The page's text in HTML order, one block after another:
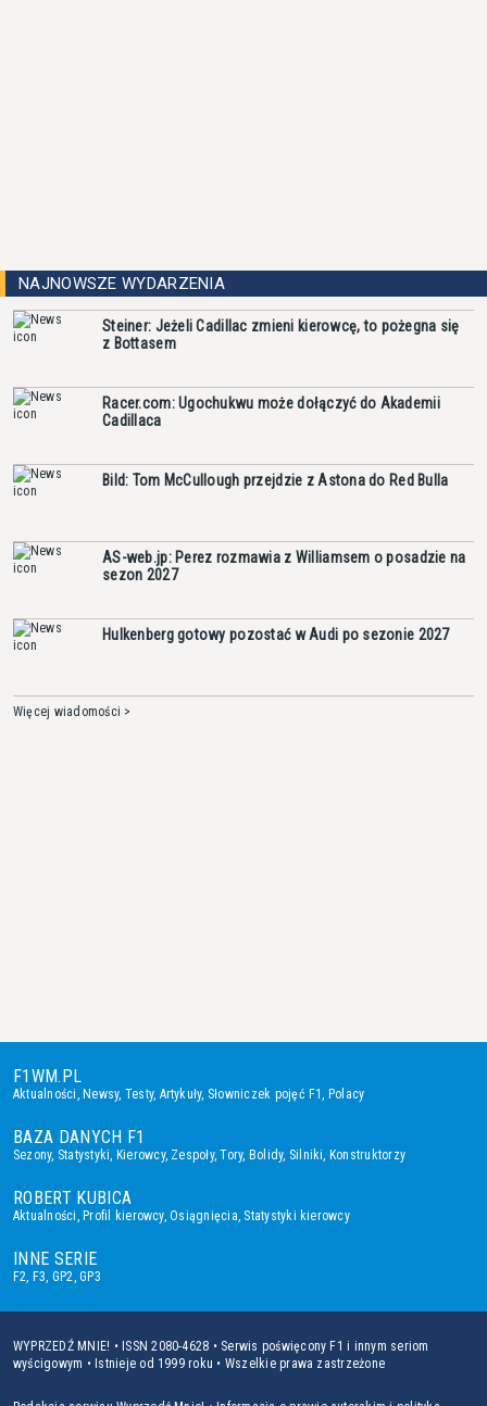
NAJNOWSZE WYDARZENIA
Steiner: Jeżeli Cadillac zmieni kierowcę, to pożegna się
z Bottasem
Racer.com: Ugochukwu może dołączyć do Akademii
Cadillaca
Bild: Tom McCullough przejdzie z Astona do Red Bulla
AS-web.jp: Perez rozmawia z Williamsem o posadzie na
sezon 2027
Hulkenberg gotowy pozostać w Audi po sezonie 2027
Więcej wiadomości >
F1WM.PL
Aktualności, Newsy, Testy, Artykuły, Słowniczek pojęć F1, Polacy
BAZA DANYCH F1
Sezony, Statystyki, Kierowcy, Zespoły,Tory, Bolidy, Silniki, Konstruktorzy
ROBERT KUBICA
Aktualności, Profil kierowcy,Osiągnięcia, Statystyki kierowcy
INNE SERIE
F2, F3, GP2,GP3
WYPRZEDŹ MNIE! • ISSN 2080-4628 • Serwis poświęcony F1 i innym seriom
wyścigowym • Istnieje od 1999 roku • Wszelkie prawa zastrzeżone